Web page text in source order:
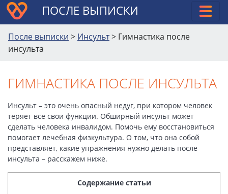
ПОСЛЕ ВЫПИСКИ
После выписки > Инсульт> Гимнастика после
инсульта
ГИМНАСТИКА ПОСЛЕ ИНСУЛЬТА
Инсульт – это очень опасный недуг, при котором человек
теряет все свои функции. Обширный инсульт может
сделать человека инвалидом. Помочь ему восстановиться
помогает лечебная физкультура. О том, что она собой
представляет, какие упражнения нужно делать после
инсульта – расскажем ниже.
Содержание статьи